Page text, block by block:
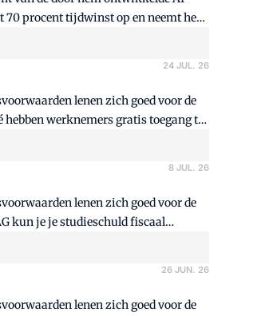
procent tijdwinst op en neemt hen
24 JUL. 26
lenen zich goed voor de
werknemers gratis toegang tot
8 JUL. 26
lenen zich goed voor de
kun je je studieschuld fiscaal
26 JUN. 26
lenen zich goed voor de